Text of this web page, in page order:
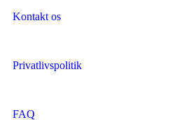
Kontakt os
Privatlivspolitik
FAQ